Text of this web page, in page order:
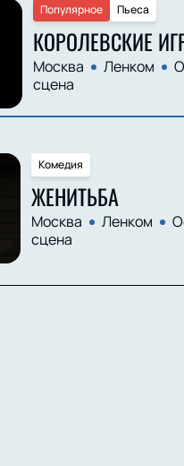
Пьеса
Популярное
КОРОЛЕВСКИЕ
Москва Ленком
сцена
Комедия
ЖЕНИТЬБА
Москва Ленком
сцена